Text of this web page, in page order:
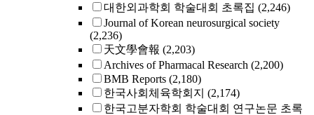
대한외과학회 학술대회 초록집 (2,246)
Journal of Korean neurosurgical society
(2,236)
天文學會報 (2,203)
Archives of Pharmacal Research (2,200)
BMB Reports (2,180)
한국사회체육학회지 (2,174)
한국고분자학회 학술대회 연구논문 초록